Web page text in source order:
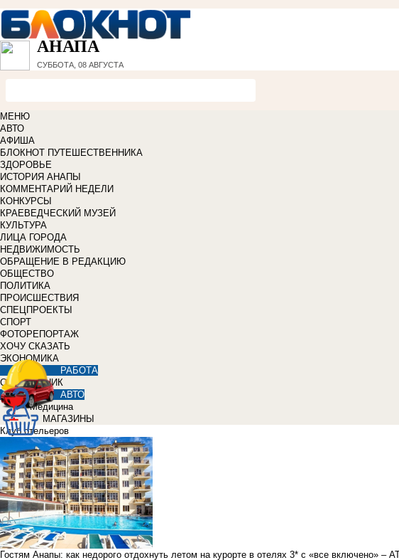
АНАПА
СУББОТА, 08 АВГУСТА
МЕНЮ
АВТО
АФИША
БЛОКНОТ ПУТЕШЕСТВЕННИКА
ЗДОРОВЬЕ
ИСТОРИЯ АНАПЫ
КОММЕНТАРИЙ НЕДЕЛИ
КОНКУРСЫ
КРАЕВЕДЧЕСКИЙ МУЗЕЙ
КУЛЬТУРА
ЛИЦА ГОРОДА
НЕДВИЖИМОСТЬ
ОБРАЩЕНИЕ В РЕДАКЦИЮ
ОБЩЕСТВО
ПОЛИТИКА
ПРОИСШЕСТВИЯ
СПЕЦПРОЕКТЫ
СПОРТ
ФОТОРЕПОРТАЖ
ХОЧУ СКАЗАТЬ
ЭКОНОМИКА
РАБОТА
СПРАВОЧНИК
АВТО
Медицина
МАГАЗИНЫ
Клуб отельеров
Гостям Анапы: как недорого отдохнуть летом на курорте в отелях 3* с «все включено» –